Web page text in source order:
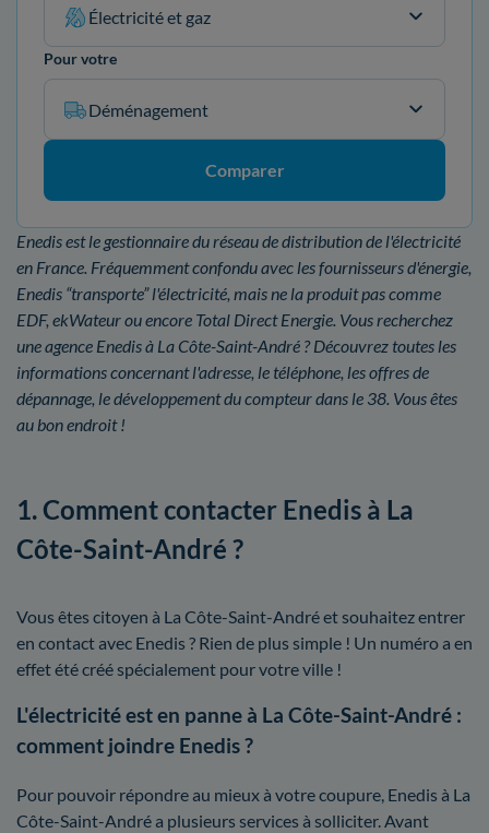
Électricité et gaz
Pour votre
Déménagement
Comparer
Enedis est le gestionnaire du réseau de distribution de l'électricité
en France. Fréquemment confondu avec les fournisseurs d'énergie,
Enedis “transporte” l'électricité, mais ne la produit pas comme
EDF, ekWateur ou encore Total Direct Energie. Vous recherchez
une agence Enedis à La Côte-Saint-André ? Découvrez toutes les
informations concernant l'adresse, le téléphone, les offres de
dépannage, le développement du compteur dans le 38. Vous êtes
au bon endroit !
1. Comment contacter Enedis à La
Côte-Saint-André ?
Vous êtes citoyen à La Côte-Saint-André et souhaitez entrer
en contact avec Enedis ? Rien de plus simple ! Un numéro a en
effet été créé spécialement pour votre ville !
L'électricité est en panne à La Côte-Saint-André :
comment joindre Enedis ?
Pour pouvoir répondre au mieux à votre coupure, Enedis à La
Côte-Saint-André a plusieurs services à solliciter. Avant